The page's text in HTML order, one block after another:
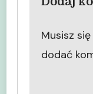
Musisz się
dodać